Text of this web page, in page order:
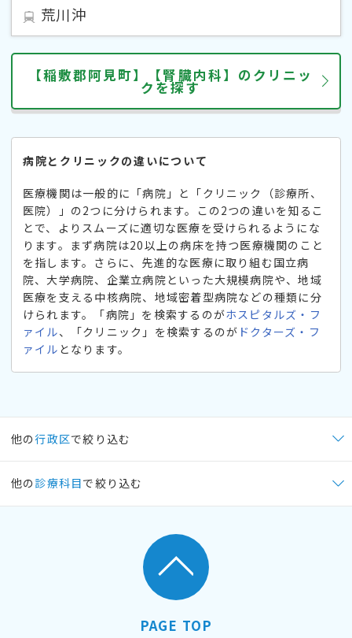
荒川沖
【稲敷郡阿見町】【腎臓内科】のクリニッ
クを探す
病院とクリニックの違いについて
医療機関は一般的に「病院」と「クリニック（診療所、
医院）」の2つに分けられます。この2つの違いを知るこ
とで、よりスムーズに適切な医療を受けられるようにな
ります。まず病院は20以上の病床を持つ医療機関のこと
を指します。さらに、先進的な医療に取り組む国立病
院、大学病院、企業立病院といった大規模病院や、地域
医療を支える中核病院、地域密着型病院などの種類に分
けられます。「病院」を検索するのがホスピタルズ・フ
ァイル、「クリニック」を検索するのが ドクターズ・フ
ァイル となります。
他の行政区で絞り込む
他の 診療科目で絞り込む
PAGE TOP